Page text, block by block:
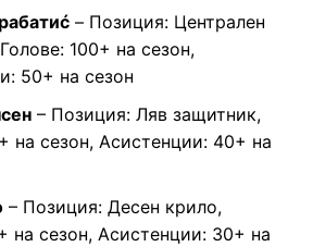
– Позиция: Централен
100+ на сезон,
50+ на сезон
– Позиция: Ляв защитник,
на сезон, Асистенции: 40+ на
– Позиция: Десен крило,
на сезон, Асистенции: 30+ на